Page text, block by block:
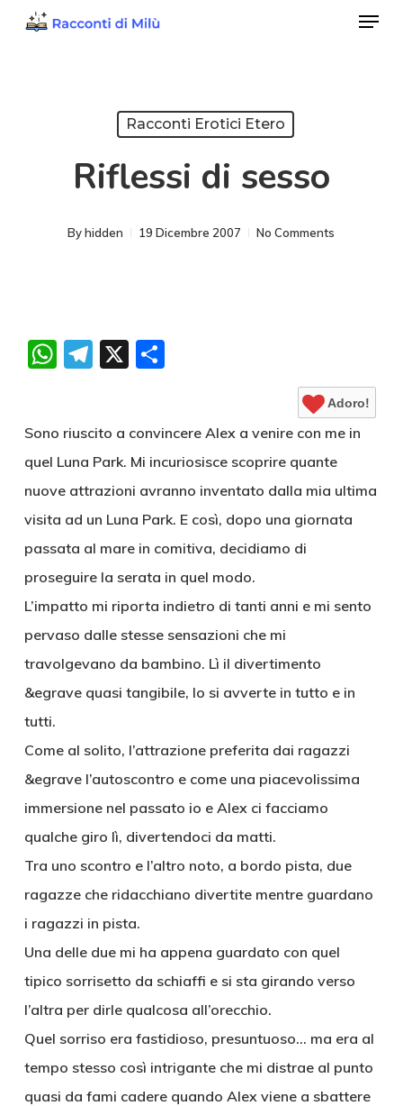
Menu
Racconti Erotici Etero
Riflessi di sesso
By hidden 19 Dicembre 2007 No Comments
WhatsApp
Telegram
X Condividi
Adoro!
Sono riuscito a convincere Alex a venire con me in
quel Luna Park. Mi incuriosisce scoprire quante
nuove attrazioni avranno inventato dalla mia ultima
visita ad un Luna Park. E così, dopo una giornata
passata al mare in comitiva, decidiamo di
proseguire la serata in quel modo.
L’impatto mi riporta indietro di tanti anni e mi sento
pervaso dalle stesse sensazioni che mi
travolgevano da bambino. Lì il divertimento
&egrave quasi tangibile, lo si avverte in tutto e in
tutti.
Come al solito, l’attrazione preferita dai ragazzi
&egrave l’autoscontro e come una piacevolissima
immersione nel passato io e Alex ci facciamo
qualche giro lì, divertendoci da matti.
Tra uno scontro e l’altro noto, a bordo pista, due
ragazze che ridacchiano divertite mentre guardano
i ragazzi in pista.
Una delle due mi ha appena guardato con quel
tipico sorrisetto da schiaffi e si sta girando verso
l’altra per dirle qualcosa all’orecchio.
Quel sorriso era fastidioso, presuntuoso… ma era al
tempo stesso così intrigante che mi distrae al punto
quasi da fami cadere quando Alex viene a sbattere